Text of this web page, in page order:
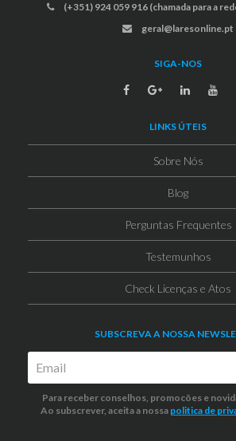
(+351) 924 059 916 (chamada para a
geral@laresonline.pt
SIGA-NOS
LINKS ÚTEIS
Sobre Nós
Blog
Perguntas Frequentes
Testemunhos
Check Licenças e Atos
SUBSCREVA A NOSSA
Para receber conselhos, promocões e
Ao subscrever, aceita a nossa politica de